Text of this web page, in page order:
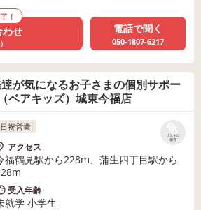
！
わせ 電話で聞く
050-1807-6217
達が気になるお子さまの個別サポー
ベアキッズ）城東今福店
リストに
保存
祝営業
アクセス
福鶴見駅から228m、蒲生四丁目駅から
受入年齢
就学 小学生